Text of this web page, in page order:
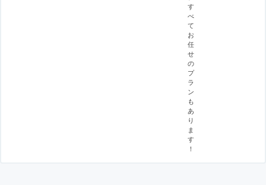
す
べ
て
お
任
せ
の
プ
ラ
ン
も
あ
り
ま
す
！